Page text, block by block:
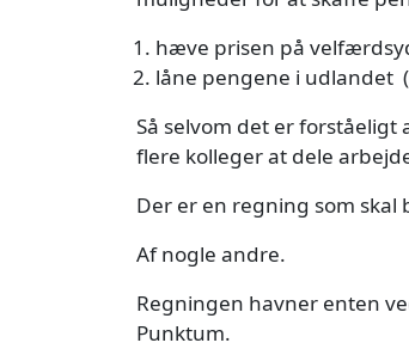
hæve prisen på
låne pengene i udlandet
Så selvom det er
flere kolleger at dele
Der er en regning som skal
Af nogle andre.
Regningen havner enten
Punktum.